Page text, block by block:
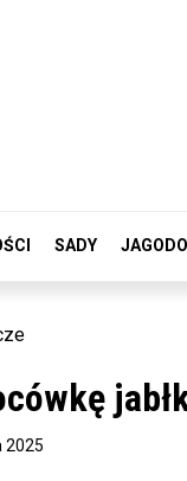
SADY
2025